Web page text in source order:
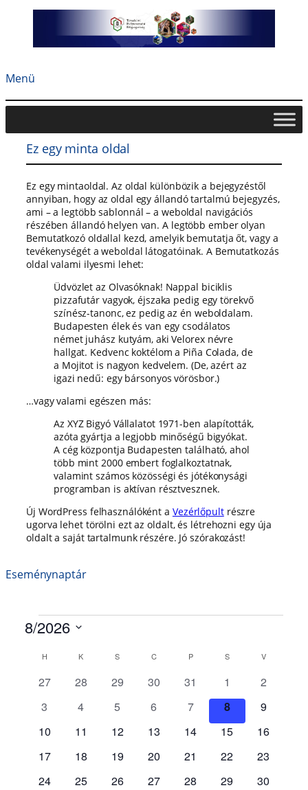
Menü
Ez egy minta oldal
Ez egy mintaoldal. Az oldal különbözik a bejegyzéstől
annyiban, hogy az oldal egy állandó tartalmú bejegyzés,
ami – a legtöbb sablonnál – a weboldal navigációs
részében állandó helyen van. A legtöbb ember olyan
Bemutatkozó oldallal kezd, amelyik bemutatja őt, vagy a
tevékenységét a weboldal látogatóinak. A Bemutatkozás
oldal valami ilyesmi lehet:
Üdvözlet az Olvasóknak! Nappal biciklis
pizzafutár vagyok, éjszaka pedig egy törekvő
színész-tanonc, ez pedig az én weboldalam.
Budapesten élek és van egy csodálatos
német juhász kutyám, aki Velorex névre
hallgat. Kedvenc koktélom a Piña Colada, de
a Mojitot is nagyon kedvelem. (De, azért az
igazi nedű: egy bársonyos vörösbor.)
…vagy valami egészen más:
Az XYZ Bigyó Vállalatot 1971-ben alapították,
azóta gyártja a legjobb minőségű bigyókat.
A cég központja Budapesten található, ahol
több mint 2000 embert foglalkoztatnak,
valamint számos közösségi és jótékonysági
programban is aktívan résztvesznek.
Új WordPress felhasználóként a Vezérlőpultrészre
ugorva lehet törölni ezt az oldalt, és létrehozni egy úja
oldalt a saját tartalmunk részére. Jó szórakozást!
Eseménynaptár